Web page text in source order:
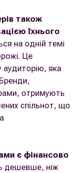
також
їхнього
на одній темі
Це
аудиторію, яка
Бренди,
отримують
спільнот, що
є фінансово
дешевше, ніж